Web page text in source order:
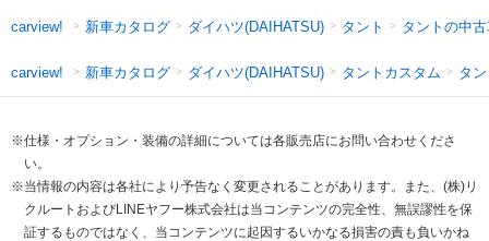
carview! 新車カタログ ダイハツ(DAIHATSU) タント タントの中
carview! 新車カタログ ダイハツ(DAIHATSU) タントカスタム タ
※仕様・オプション・装備の詳細については各販売店にお問い合わせくださ
い。
※当情報の内容は各社により予告なく変更されることがあります。また、(株)リ
クルートおよびLINEヤフー株式会社は当コンテンツの完全性、無誤謬性を保
証するものではなく、当コンテンツに起因するいかなる損害の責も負いかね